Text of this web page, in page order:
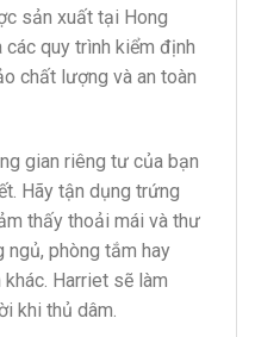
sản xuất tại Hong
quy trình kiểm định
chất lượng và an toàn
gian riêng tư của bạn
Hãy tận dụng trứng
thấy thoải mái và thư
ngủ, phòng tắm hay
Harriet sẽ làm
khi thủ dâm.